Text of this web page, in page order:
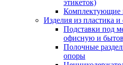
этикеток)
Комплектующие
Изделия из пластика и
Подставки под
офисную и
Полочные
опоры